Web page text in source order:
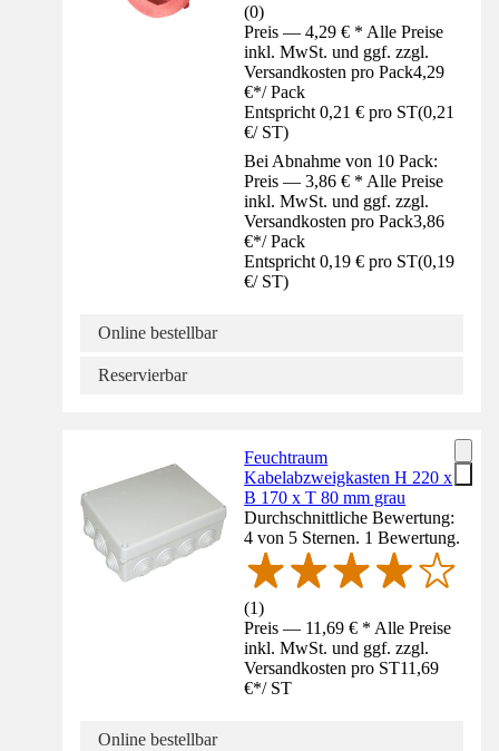
(0)
Preis — 4,29 € * Alle Preise
inkl. MwSt. und ggf. zzgl.
Versandkosten pro Pack4,29
€*/ Pack
Entspricht 0,21 € pro ST(0,21
€/ ST)
Bei Abnahme von 10 Pack:
Preis — 3,86 € * Alle Preise
inkl. MwSt. und ggf. zzgl.
Versandkosten pro Pack3,86
€*/ Pack
Entspricht 0,19 € pro ST(0,19
€/ ST)
Online bestellbar
Reservierbar
Feuchtraum
Kabelabzweigkasten H 220 x
B 170 x T 80 mm grau
Durchschnittliche Bewertung:
4 von 5 Sternen. 1 Bewertung.
(1)
Preis — 11,69 € * Alle Preise
inkl. MwSt. und ggf. zzgl.
Versandkosten pro ST11,69
€*/ ST
Online bestellbar